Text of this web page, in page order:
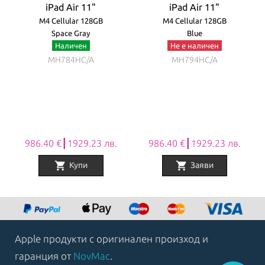
iPad Air 11"
M4 Cellular 128GB
Space Gray
Наличен
MH784HC/A
986.40 €┃1929.23 лв.
shopping_cart Купи
iPad Air 11"
M4 Cellular 128GB
Blue
Не е наличен
MH794HC/A
986.40 €┃1929.23 лв.
shopping_cart Заяви
8
Apple продукти с оригинален произход и
гаранция от NovMac.